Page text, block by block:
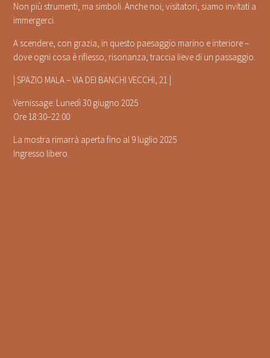
Non più strumenti, ma simboli. Anche noi, visitatori, siamo invitati a
immergerci.
A scendere, con grazia, in questo paesaggio marino e interiore –
dove ogni cosa è riflesso, risonanza, traccia lieve di un passaggio.
| SPAZIO MALA – VIA DEI BANCHI VECCHI, 21 |
Vernissage: Lunedì 30 giugno 2025
Ore 18:30–22:00
La mostra rimarrà aperta fino al 9 luglio 2025
Ingresso libero.